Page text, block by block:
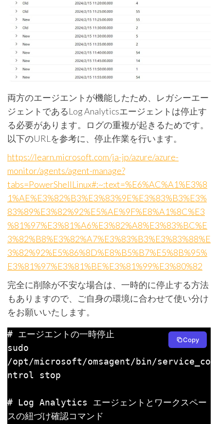
両方のエージエントが機能したため、レガシーエー
ジェントであるLog Analyticsエージェントは停止す
る必要があります。ログの重複が起きるためです。
以下のURLを参考に、停止作業を行います。
https://learn.microsoft.com/ja-jp/azure/azure-
monitor/agents/agent-manage?
tabs=PowerShellLinux#:~:text=%E6%AC%A1%E3%8
1%AE%E3%82%B3%E3%83%9E%E3%83%B3%E3%
83%89%E3%82%92%E5%AE%9F%E8%A1%8C%E3
%81%97%E3%81%A6%E3%82%A8%E3%83%BC%E
3%82%B8%E3%82%A7%E3%83%B3%E3%83%88%E
3%82%92%E5%86%8D%E8%B5%B7%E5%8B%95%
E3%81%97%E3%81%BE%E3%81%99%E3%80%82
完全に削除が不安な場合は、一時的に停止する方法
もありますので、ご自身の環境に合わせて使い分け
をお願いいたします。
# エージエントの一時停止
sudo
/opt/microsoft/omsagent/bin/service_co
ntrol stop
# Log Analytics エージェントとワークスペー
スの紐づけ確認コマンド
Copy